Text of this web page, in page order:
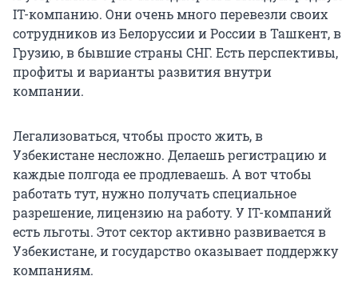
IT-компанию. Они очень много перевезли своих
сотрудников из Белоруссии и России в Ташкент, в
Грузию, в бывшие страны СНГ. Есть перспективы,
профиты и варианты развития внутри
компании.
Легализоваться, чтобы просто жить, в
Узбекистане несложно. Делаешь регистрацию и
каждые полгода ее продлеваешь. А вот чтобы
работать тут, нужно получать специальное
разрешение, лицензию на работу. У IT-компаний
есть льготы. Этот сектор активно развивается в
Узбекистане, и государство оказывает поддержку
компаниям.